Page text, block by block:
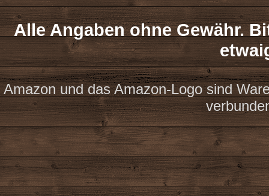
Alle Angaben ohne Gewähr.
Amazon und das Amazon-Logo sind